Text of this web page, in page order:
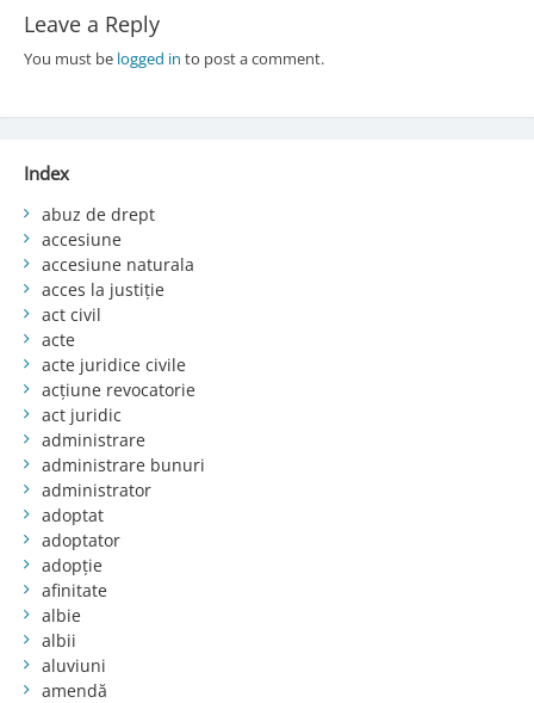
Leave a Reply
You must be logged in to post a comment.
Index
abuz de drept
accesiune
accesiune naturala
acces la justiție
act civil
acte
acte juridice civile
acțiune revocatorie
act juridic
administrare
administrare bunuri
administrator
adoptat
adoptator
adopție
afinitate
albie
albii
aluviuni
amendă